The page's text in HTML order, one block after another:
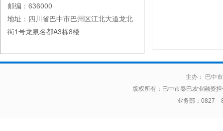
邮编：636000
地址：四川省巴中市巴州区江北大道龙北
街1号龙泉名都A3栋8楼
主办： 巴中
版权所有： 巴中市秦巴农业融资
业务部：